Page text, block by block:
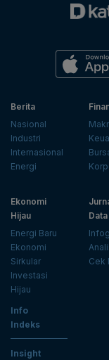
Berita
Nasional
Industri
Internasional
Energi
Ekonomi
Hijau
Energi Baru
Ekonomi
Sirkular
Investasi
Hijau
Data
Cek
Info
Indeks
Insight